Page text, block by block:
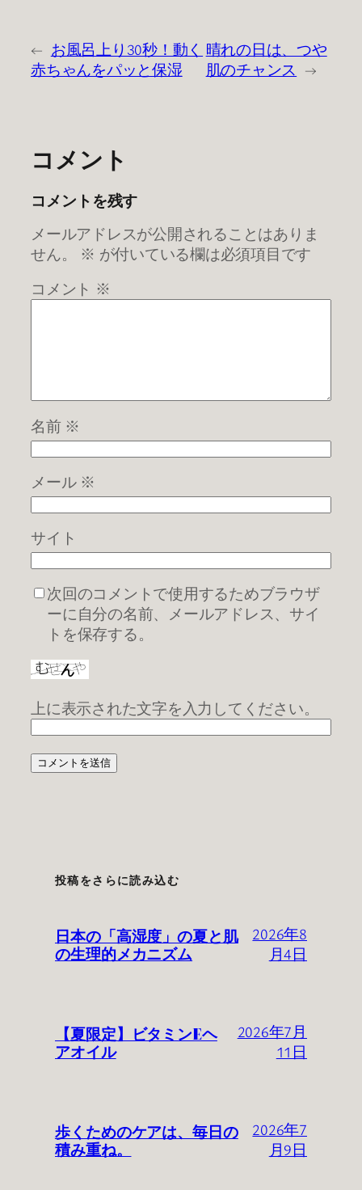
← お風呂上り30秒！動く
赤ちゃんをパッと保湿
晴れの日は、つや
肌のチャンス →
コメント
コメントを残す
メールアドレスが公開されることはありま
せん。
※ が付いている欄は必須項目です
コメント ※
名前 ※
メール ※
サイト
次回のコメントで使用するためブラウザ
ーに自分の名前、メールアドレス、サイ
トを保存する。
上に表示された文字を入力してください。
投稿をさらに読み込む
日本の「高湿度」の夏と肌
の生理的メカニズム
2026年8
月4日
【夏限定】ビタミンEヘ
アオイル
2026年7月
11日
歩くためのケアは、毎日の
積み重ね。
2026年7
月9日